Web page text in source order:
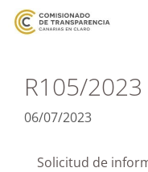
R105/2023
06/07/2023
Solicitud de